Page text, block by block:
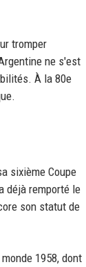
tromper
ne s'est
À la 80e
sixième Coupe
déjà remporté le
son statut de
1958, dont